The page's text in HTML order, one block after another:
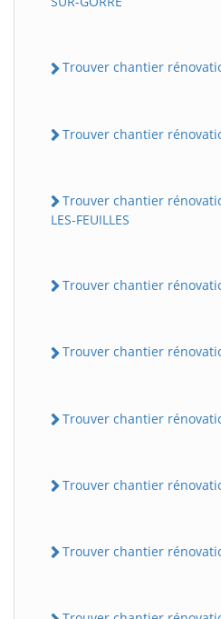
Trouver chantier
Trouver chantier
Trouver chantier
LES-FEUILLES
Trouver chantier
Trouver chantier
Trouver chantier
Trouver chantier
Trouver chantier